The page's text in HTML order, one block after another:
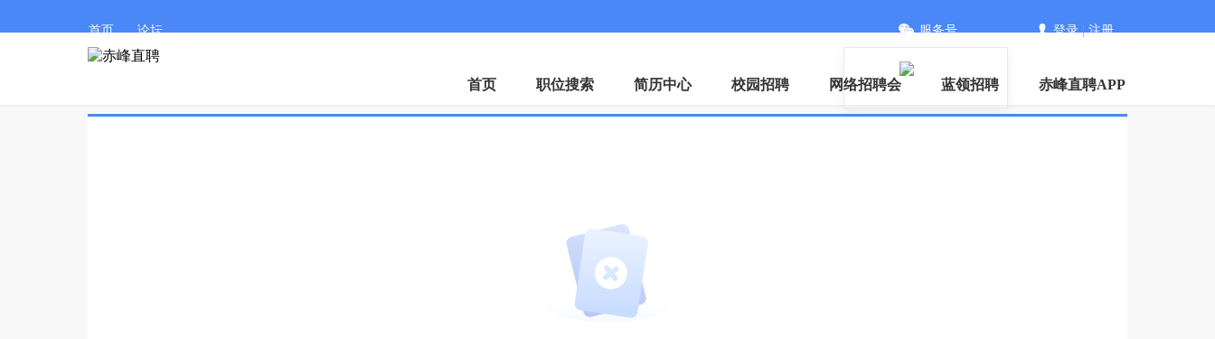
首页 论坛 服务号 登录|注册
首页 职位搜索 简历中心 校园招聘 网络招聘会 蓝领招聘 赤峰直聘APP